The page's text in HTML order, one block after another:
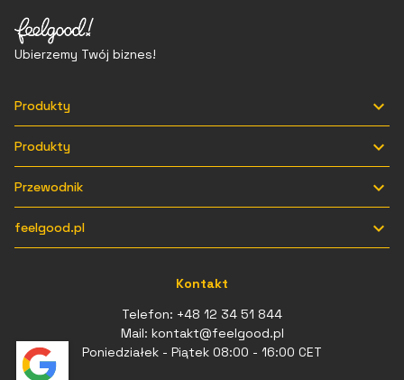
Ubierzemy Twój biznes!
Produkty 
Produkty 
Przewodnik 
feelgood.pl 
Kontakt
Telefon: +48 12 34 51 844
Mail: kontakt@feelgood.pl
Poniedziałek - Piątek 08:00 - 16:00 CET